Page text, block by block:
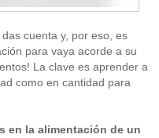
cuenta y, por eso, es
para vaya acorde a su
La clave es aprender a
como en cantidad para
en la alimentación de un